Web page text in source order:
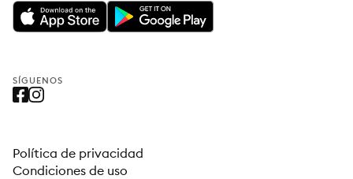
SÍGUENOS
Política de privacidad
Condiciones de uso